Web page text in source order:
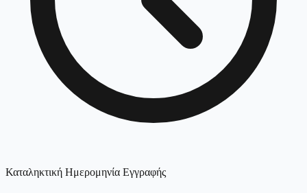
Καταληκτική Ημερομηνία Εγγραφής